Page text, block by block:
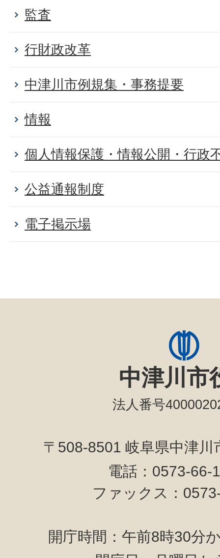
監査
行財政改革
中津川市例規集・事務提要
情報
個人情報保護・情報公開・行政
公益通報制度
電子掲示場
中津川市
法人番号
〒508-8501 岐阜県中津
電話：0573-
ファックス：
開庁時間：午前8時30分